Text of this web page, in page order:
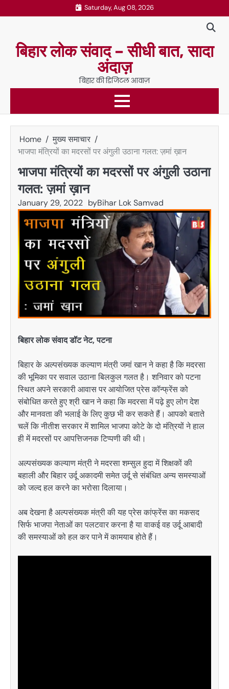
to
Saturday, Aug 08, 2026
बिहार लोक संवाद – सीधी बात, सादा
अंदाज़
बिहार की डिजिटल आवाज़
Home
मुख्य समाचार
भाजपा मंत्रियों का मदरसों पर अंगुली उठाना गलत: ज़मां ख़ान
भाजपा मंत्रियों का मदरसों पर अंगुली उठाना
गलत: ज़मां ख़ान
January 29, 2022 byBihar Lok Samvad
बिहार लोक संवाद डॉट नेट, पटना
बिहार के अल्पसंख्यक कल्याण मंत्री जमां खान ने कहा है कि मदरसा
की भूमिका पर सवाल उठाना बिलकुल गलत है। शनिवार को पटना
स्थित अपने सरकारी आवास पर आयोजित प्रेस कॉन्फ्रेंस को
संबोधित करते हुए श्री खान ने कहा कि मदरसा में पढ़े हुए लोग देश
और मानवता की भलाई के लिए कुछ भी कर सकते हैं। आपको बताते
चलें कि नीतीश सरकार में शामिल भाजपा कोटे के दो मंत्रियों ने हाल
ही में मदरसों पर आपत्तिजनक टिप्पणी की थी।
अल्पसंख्यक कल्याण मंत्री ने मदरसा शम्सुल हुदा में शिक्षकों की
बहाली और बिहार उर्दू अकादमी समेत उर्दू से संबंधित अन्य समस्याओं
को जल्द हल करने का भरोसा दिलाया।
अब देखना है अल्पसंख्यक मंत्री की यह प्रेस कांफ्रेंस का मकसद
सिर्फ भाजपा नेताओं का पलटवार करना है या वाकई वह उर्दू आबादी
की समस्याओं को हल कर पाने में कामयाब होते हैं।